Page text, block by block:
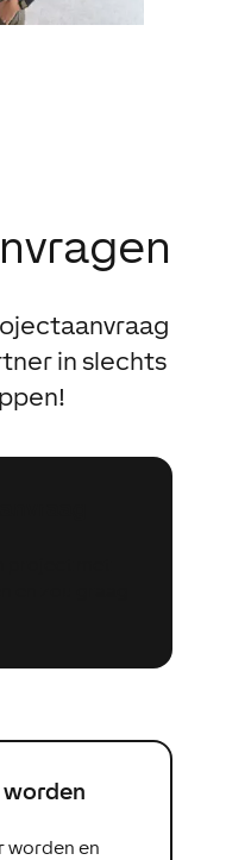
in slechts
worden
worden en